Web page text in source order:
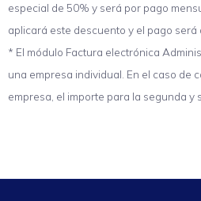
especial de 50% y será por pago
aplicará este descuento y el pago será
* El módulo Factura electrónica
una empresa individual. En el caso de
empresa, el importe para la segunda y